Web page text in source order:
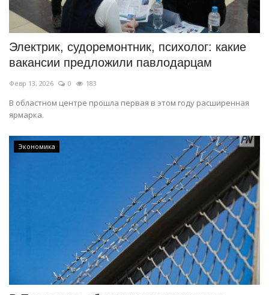
Электрик, судоремонтник, психолог: какие
вакансии предложили павлодарцам
Февр 13, 2026 0 183
В областном центре прошла первая в этом году расширенная
ярмарка.
Экономика